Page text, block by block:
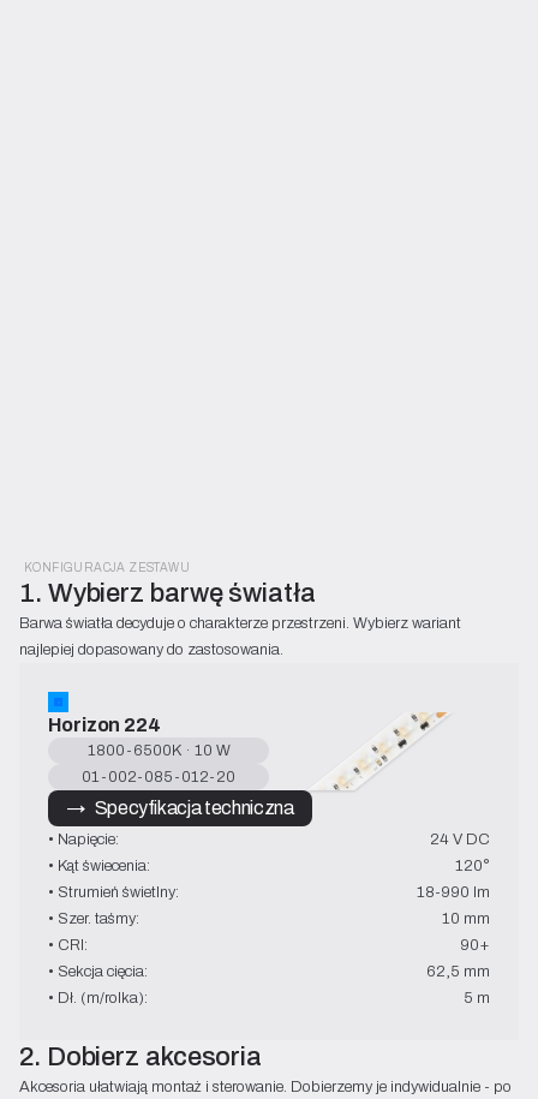
KONFIGURACJA ZESTAWU
1. Wybierz barwę światła
Barwa światła decyduje o charakterze przestrzeni. Wybierz wariant
najlepiej dopasowany do zastosowania.
Horizon 224
1800-6500K · 10 W
01-002-085-012-20
→   Specyfikacja techniczna
• Napięcie:
24 V DC
• Kąt świecenia:
120°
• Strumień świetlny:
18-990 lm
• Szer. taśmy:
10 mm
• CRI:
90+
• Sekcja cięcia:
62,5 mm
• Dł. (m/rolka):
5 m
2. Dobierz akcesoria
Akcesoria ułatwiają montaż i sterowanie. Dobierzemy je indywidualnie - po